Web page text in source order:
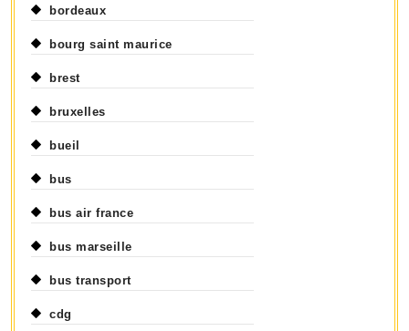
bordeaux
bourg saint maurice
brest
bruxelles
bueil
bus
bus air france
bus marseille
bus transport
cdg